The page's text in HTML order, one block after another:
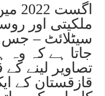
ملکیتی اور
سیٹلائٹ – جس
جاتا ہے کہ وہ
تصاویر لینے
قازقستان کے